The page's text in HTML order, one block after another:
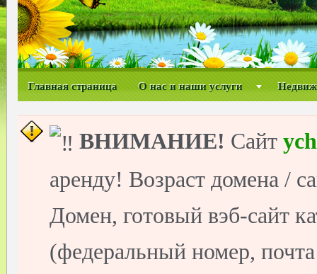
Главная страница О нас и наши услуги
ВНИМАНИЕ! Сайт
аренду! Возраст домена /
Домен, готовый вэб-сайт
(федеральный номер,